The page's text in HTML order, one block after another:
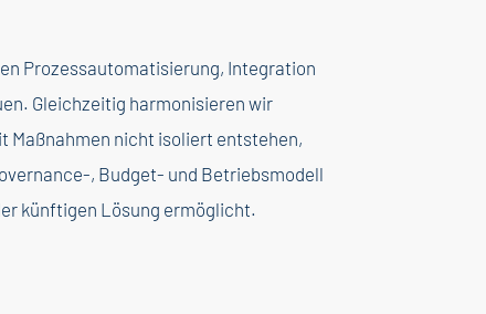
Prozessautomatisierung, Integration
Gleichzeitig harmonisieren wir
Maßnahmen nicht isoliert entstehen,
, Budget- und Betriebsmodell
künftigen Lösung ermöglicht.